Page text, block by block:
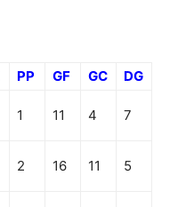
PP GF GC
DG
1 11 4 7
2 16 11 5